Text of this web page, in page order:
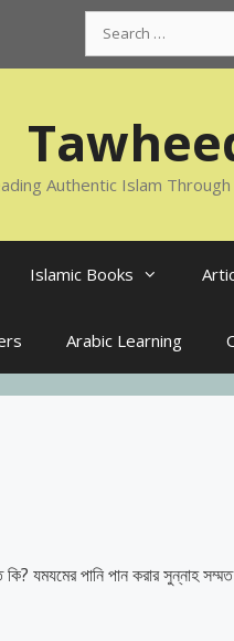
for:
Authentic Islam
Islamic Books
Arabic Learning
যমযমের পানি পান করার সুন্নাহ